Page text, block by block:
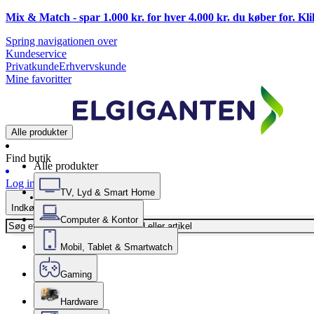
Mix & Match - spar 1.000 kr. for hver 4.000 kr. du køber for.
Spring navigationen over
Kundeservice
PrivatkundeErhvervskunde
Mine favoritter
Alle produkter
Find butik
Log ind
Indkøbskurv
Alle produkter
TV, Lyd & Smart Home
Computer & Kontor
Mobil, Tablet & Smartwatch
Gaming
Hardware